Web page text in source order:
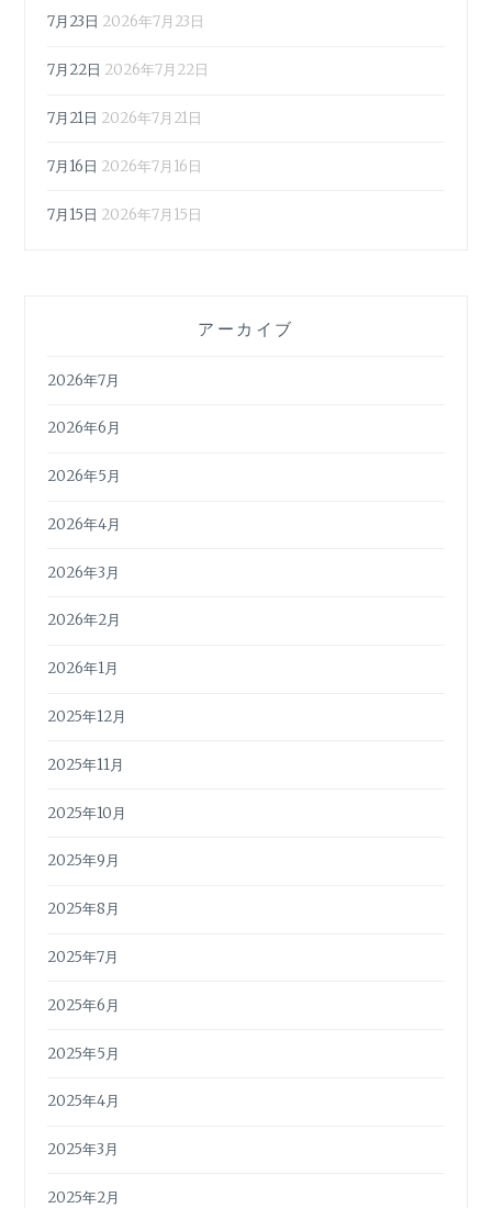
7月23日 2026年7月23日
7月22日 2026年7月22日
7月21日 2026年7月21日
7月16日 2026年7月16日
7月15日 2026年7月15日
アーカイブ
2026年7月
2026年6月
2026年5月
2026年4月
2026年3月
2026年2月
2026年1月
2025年12月
2025年11月
2025年10月
2025年9月
2025年8月
2025年7月
2025年6月
2025年5月
2025年4月
2025年3月
2025年2月